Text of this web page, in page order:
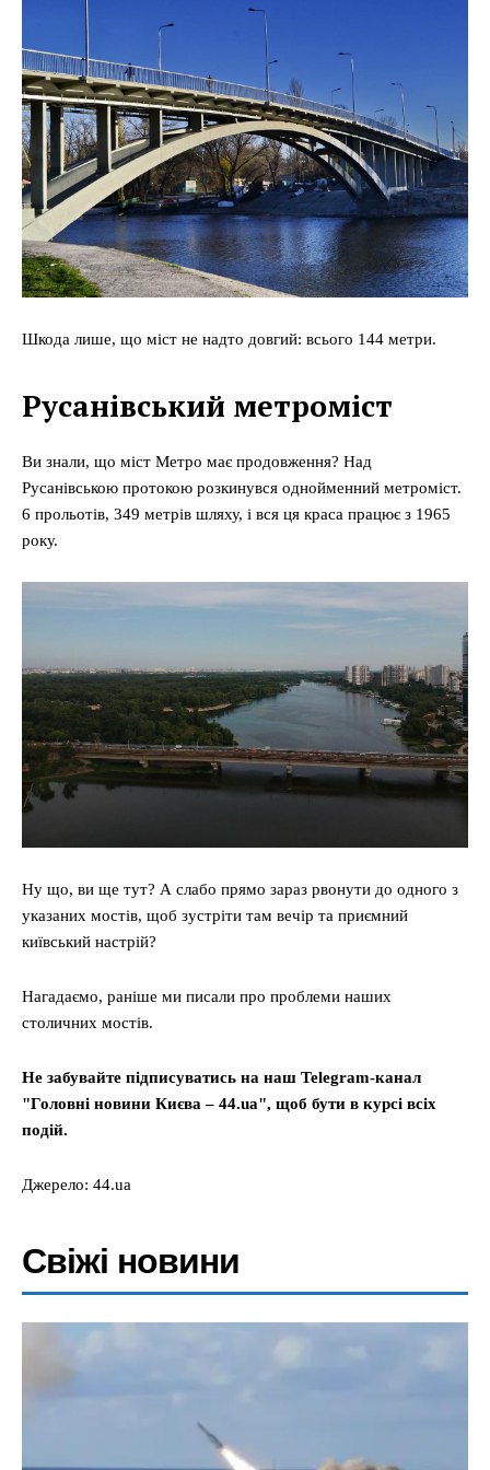
Шкода лише, що міст не надто довгий: всього 144 метри.
Русанівський метроміст
Ви знали, що міст Метро має продовження? Над
Русанівською протокою розкинувся однойменний метроміст.
6 прольотів, 349 метрів шляху, і вся ця краса працює з 1965
року.
Ну що, ви ще тут? А слабо прямо зараз рвонути до одного з
указаних мостів, щоб зустріти там вечір та приємний
київський настрій?
Нагадаємо, раніше ми писали про проблеми наших
столичних мостів.
Не забувайте підписуватись на наш Telegram-канал
"Головні новини Києва – 44.ua", щоб бути в курсі всіх
подій.
Джерело: 44.ua
Свіжі новини